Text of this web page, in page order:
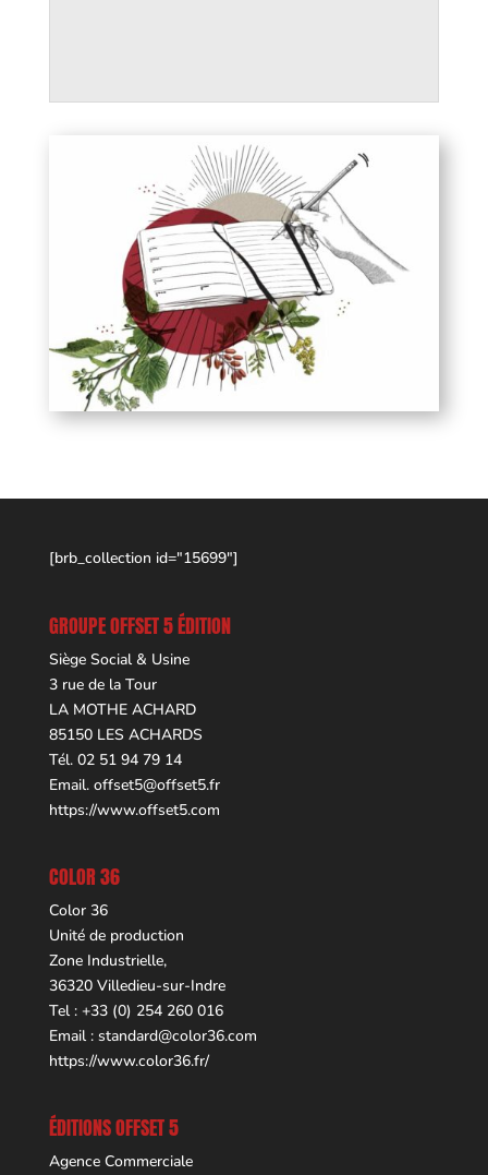
[brb_collection id="15699"]
GROUPE OFFSET 5 ÉDITION
Siège Social & Usine
3 rue de la Tour
LA MOTHE ACHARD
85150 LES ACHARDS
Tél. 02 51 94 79 14
Email. offset5@offset5.fr
https://www.offset5.com
COLOR 36
Color 36
Unité de production
Zone Industrielle,
36320 Villedieu-sur-Indre
Tel : +33 (0) 254 260 016
Email : standard@color36.com
https://www.color36.fr/
ÉDITIONS OFFSET 5
Agence Commerciale